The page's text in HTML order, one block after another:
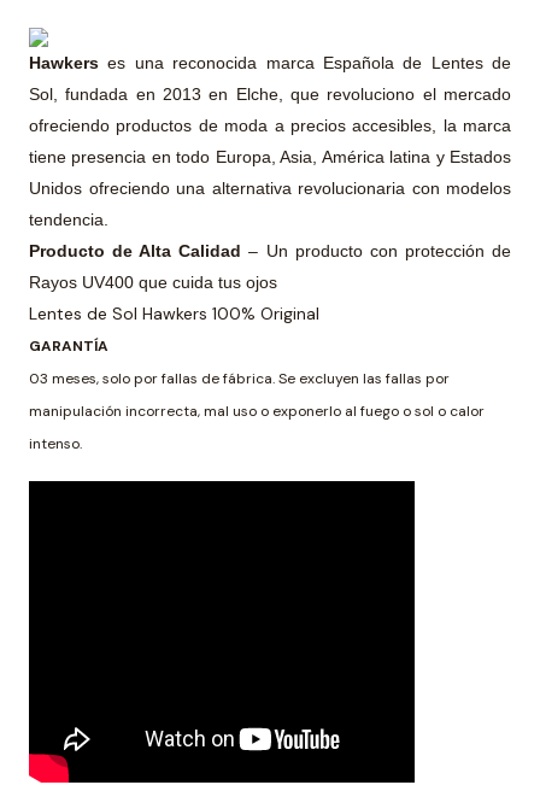
Hawkerses una reconocida marca Española de Lentes de
Sol, fundada en 2013 en Elche, que revoluciono el mercado
ofreciendo productos de moda a precios accesibles, la marca
tiene presencia en todo Europa, Asia, América latina y Estados
Unidos ofreciendo una alternativa revolucionaria con modelos
tendencia.
Producto de Alta Calidad– Un producto con protección de
Rayos UV400 que cuida tus ojos
Lentes de Sol Hawkers 100% Original
GARANTÍA
03 meses, solo por fallas de fábrica. Se excluyen las fallas por
manipulación incorrecta, mal uso o exponerlo al fuego o sol o calor
intenso.